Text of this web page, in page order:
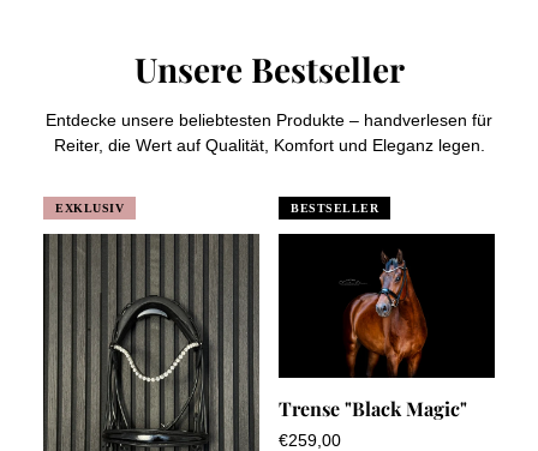
Unsere Bestseller
Entdecke unsere beliebtesten Produkte – handverlesen für
Reiter, die Wert auf Qualität, Komfort und Eleganz legen.
EXKLUSIV BESTSELLER
Trense "Black Magic"
€259,00